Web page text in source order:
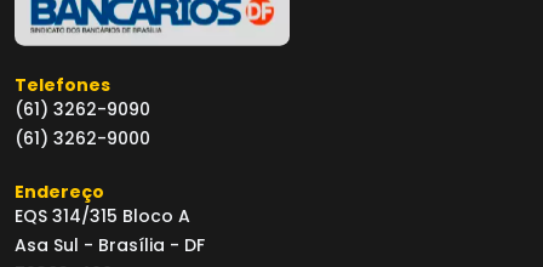
Telefones
(61) 3262-9090
(61) 3262-9000
Endereço
EQS 314/315 Bloco A
Asa Sul - Brasília - DF